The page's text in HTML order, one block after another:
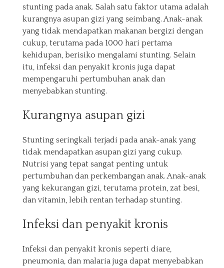
stunting pada anak. Salah satu faktor utama adalah
kurangnya asupan gizi yang seimbang. Anak-anak
yang tidak mendapatkan makanan bergizi dengan
cukup, terutama pada 1000 hari pertama
kehidupan, berisiko mengalami stunting. Selain
itu, infeksi dan penyakit kronis juga dapat
mempengaruhi pertumbuhan anak dan
menyebabkan stunting.
Kurangnya asupan gizi
Stunting seringkali terjadi pada anak-anak yang
tidak mendapatkan asupan gizi yang cukup.
Nutrisi yang tepat sangat penting untuk
pertumbuhan dan perkembangan anak. Anak-anak
yang kekurangan gizi, terutama protein, zat besi,
dan vitamin, lebih rentan terhadap stunting.
Infeksi dan penyakit kronis
Infeksi dan penyakit kronis seperti diare,
pneumonia, dan malaria juga dapat menyebabkan